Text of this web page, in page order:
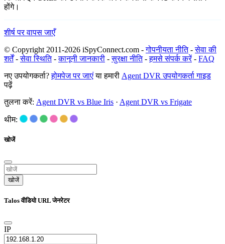
होंगे।
शीर्ष पर वापस जाएँ
© Copyright 2011-2026 iSpyConnect.com -गोपनीयता नीति-सेवा की
शर्तें-सेवा स्थिति-कानूनी जानकारी -सुरक्षा नीति-हमसे संपर्क करें- FAQ
नए उपयोगकर्ता?होमपेज पर जाएंया हमारी Agent DVR उपयोगकर्ता गाइड
पढ़ें
तुलना करें: Agent DVR vs Blue Iris · Agent DVR vs Frigate
थीम:
खोजें
खोजें
Talos वीडियो URL जेनरेटर
IP